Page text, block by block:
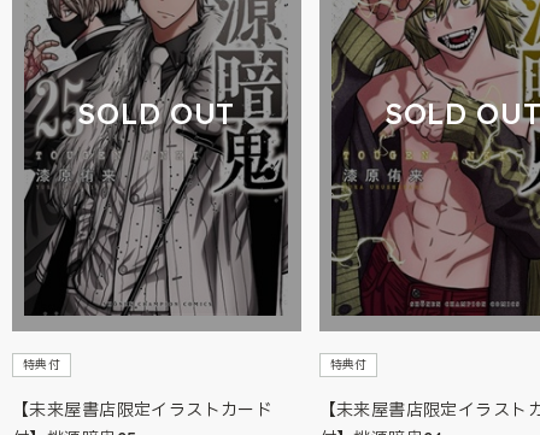
SOLD OUT
特典付
【未来屋書店限定イラストカード
SOLD
特典付
【未来屋書店限定イラスト